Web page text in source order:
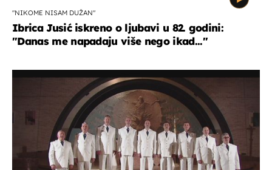
"NIKOME NISAM DUŽAN"
Ibrica Jusić iskreno o ljubavi u 82. godini:
"Danas me napadaju više nego ikad..."